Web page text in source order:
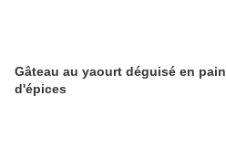
Gâteau au yaourt déguisé en pain
d'épices